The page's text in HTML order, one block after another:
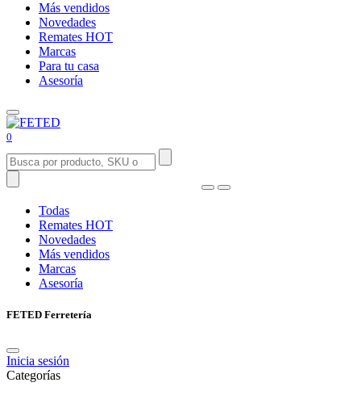
Más vendidos
Novedades
Remates HOT
Marcas
Para tu casa
Asesoría
0
Todas
Remates HOT
Novedades
Más vendidos
Marcas
Asesoría
FETED Ferretería
Inicia sesión
Categorías